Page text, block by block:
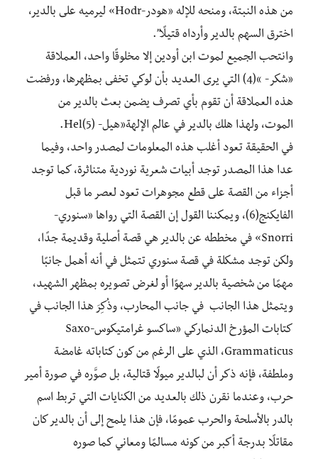
من هذه النبتة، ومنحه للإله «هودر-Hodr» ليرميه على بالدير،
اخترق السهم بالدير وأرداه قتيلًا”.
وانتحب الجميع لموت ابن أودين إلا مخلوقًا واحد، العملاقة
«شكر- »(4) التي يرى العديد بأن لوكي تخفى بمظهرها، ورفضت
هذه العملاقة أن تقوم بأي تصرف يضمن بعث بالدير من
الموت، ولهذا هلك بالدير في عالم الإلهة«هيل- Hel(5).
في الحقيقة تعود أغلب هذه المعلومات لمصدر واحد، وفيما
عدا هذا المصدر توجد أبيات شعرية نوردية متناثرة، كما توجد
أجزاء من القصة على قطع مجوهرات تعود لعصر ما قبل
الفايكنج(6)، ويمكننا القول إن القصة التي رواها «سنوري-
Snorri» في مخططه عن بالدير هي قصة أصلية وقديمة جدًا،
ولكن توجد مشكلة في قصة سنوري تتمثل في أنه أهمل جانبًا
مهمًا من شخصية بالدير سهوًا أو لغرض تصويره بمظهر الشهيد،
ويتمثل هذا الجانب في جانب المحارب، وذُكِرَ هذا الجانب في
كتابات المؤرخ الدنماركي «ساكسو غرامتيكوس-Saxo
Grammaticus، الذي على الرغم من كون كتاباته غامضة
وملطفة، فإنه ذكر أن لبالدير ميولًا قتالية، بل صوَّره في صورة أمير
حرب، وعندما نقرن ذلك بالعديد من الكنايات التي تربط اسم
بالدر بالأسلحة والحرب عمومًا، فإن هذا يلمح إلى أن بالدير كان
مقاتلًا بدرجة أكبر من كونه مسالمًا ومعاني كما صوره